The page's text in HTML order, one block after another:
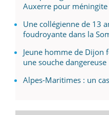
Auxerre pour
Une collégienne de 13
foudroyante dans la
Jeune homme de Dijon
une souche dangereuse
Alpes-Maritimes : un